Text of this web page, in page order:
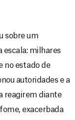
sobre um
escala: milhares
no estado de
autoridades e a
reagirem diante
exacerbada